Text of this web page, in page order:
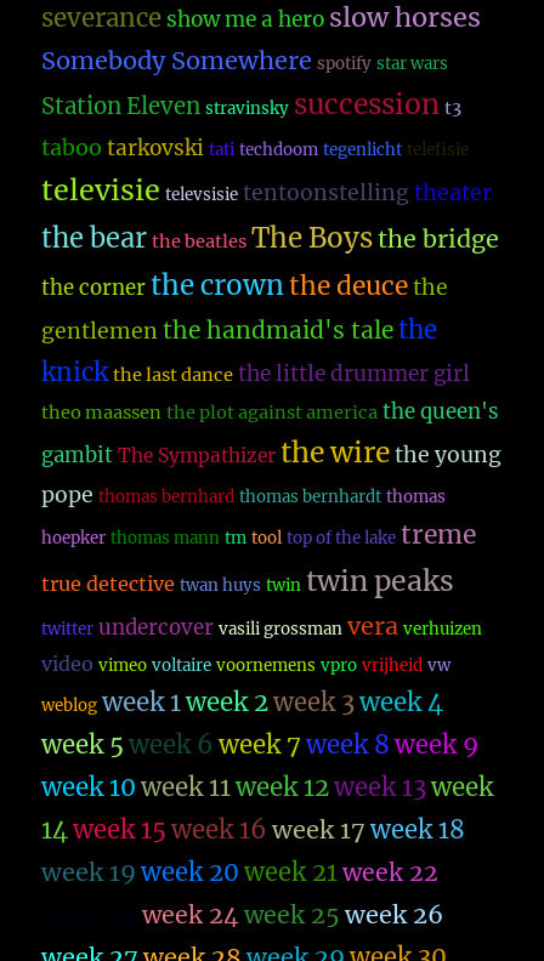
severance show me a hero slow horses
Somebody Somewhere spotify star wars
Station Eleven stravinsky succession t3
taboo tarkovski tati techdoom tegenlicht telefisie
televisie televsisie tentoonstelling theater
the bear the beatles The Boysthe bridge
the corner the crownthe deuce the
gentlemen the handmaid's talethe
knick the last dance the little drummer girl
theo maassen the plot against america the queen's
gambit The Sympathizer the wire the young
pope thomas bernhard thomas bernhardt thomas
hoepker thomas mann tm tool top of the lake treme
true detective twan huys twin twin peaks
twitter undercover vasili grossman vera verhuizen
video vimeo voltaire voornemens vpro vrijheid vw
weblog week 1week 2week 3week 4
week 5 week 6 week 7 week 8 week 9
week 10 week 11week 12week 13week
14week 15 week 16 week 17 week 18
week 19 week 20 week 21week 22
week 24week 25 week 26